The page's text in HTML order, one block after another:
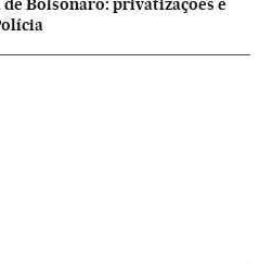
Bolsonaro: privatizações e